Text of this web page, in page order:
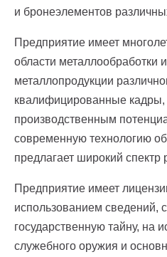
и бронеэлементов
Предприятие имеет
области металлообработки
металлопродукции
квалифицированные
производственным
современную технологию
предлагает широкий спектр
Предприятие имеет
использованием сведений,
государственную тайну, на
служебного оружия и